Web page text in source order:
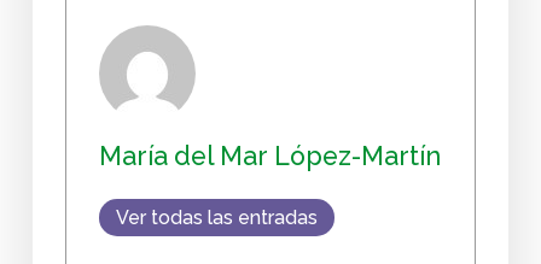
María del Mar López-Martín
Ver todas las entradas